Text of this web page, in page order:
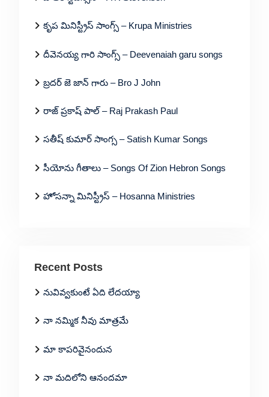
కృప మినిస్ట్రీస్ సాంగ్స్ – Krupa Ministries
దీవెనయ్య గారి సాంగ్స్ – Deevenaiah garu songs
బ్రదర్ జె జాన్ గారు – Bro J John
రాజ్ ప్రకాష్ పాల్ – Raj Prakash Paul
సతీష్ కుమార్ సాంగ్స – Satish Kumar Songs
సీయోను గీతాలు – Songs Of Zion Hebron Songs
హోసన్నా మినిస్ట్రీస్ – Hosanna Ministries
Recent Posts
నువివ్వకుంటే ఏది లేదయ్యా
నా నమ్మిక నీవు మాత్రమే
మా కాపరివైనందున
నా మదిలోని ఆనందమా